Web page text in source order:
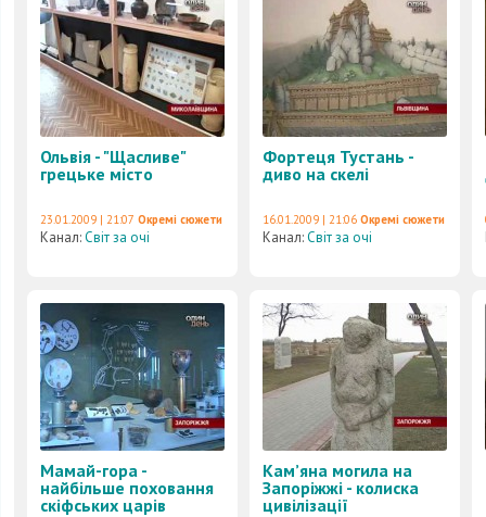
Ольвія - "Щасливе"
грецьке місто
23.01.2009 | 21:07 Окремі сюжети
Канал:Світ за очі
Фортеця Тустань -
диво на скелі
16.01.2009 | 21:06 Окремі сюжети
Канал:Світ за очі
Мамай-гора -
найбільше поховання
скіфських царів
Кам’яна могила на
Запоріжжі - колиска
цивілізації